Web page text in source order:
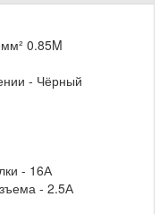
0.85M
- Чёрный
- 16А
- 2.5А